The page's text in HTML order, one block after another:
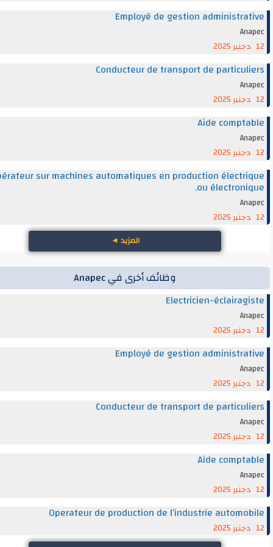
Employé de gestion
Conducteur de transport de
Aide
Opérateur sur machines automatiques en production
ou
◄
وظائف أخرى في Anapec
Electricien-
Employé de gestion
Conducteur de transport de
Aide
Operateur de production de l’industrie